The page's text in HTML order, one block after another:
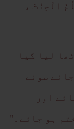
الْحِنْثَ ،
لیا گیا
سونے
اور
ہو جائے۔"